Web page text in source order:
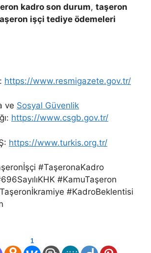
kadro son durum, taşeron
işçi tediye ödemeleri
https://www.resmigazete.gov.tr/
ve Sosyal Güvenlik
https://www.csgb.gov.tr/
https://www.turkis.org.tr/
#TaşeronaKadro
#KamuTaşeron
#KadroBeklentisi
1